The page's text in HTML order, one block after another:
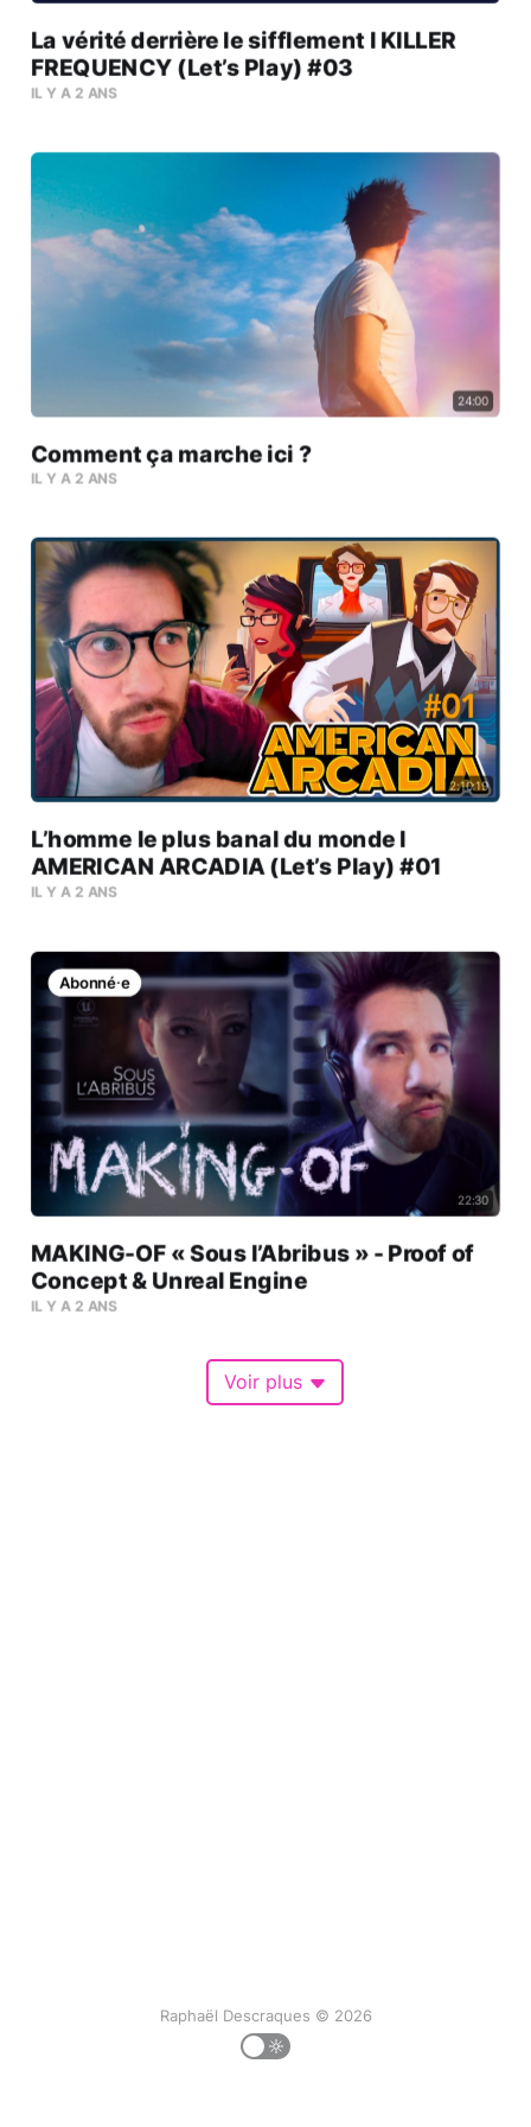
La vérité derrière le sifflement l KILLER
FREQUENCY (Let’s Play) #03
IL Y A 2 ANS
24:00
Comment ça marche ici ?
IL Y A 2 ANS
2:10:19
L’homme le plus banal du monde l
AMERICAN ARCADIA (Let’s Play) #01
IL Y A 2 ANS
22:30
Abonné⸱e
MAKING-OF « Sous l’Abribus » - Proof of
Concept & Unreal Engine
IL Y A 2 ANS
Voir plus
Raphaël Descraques © 2026